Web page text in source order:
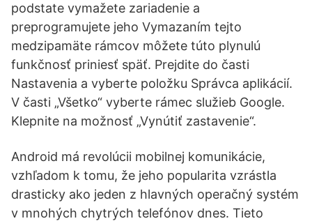
podstate vymažete zariadenie a
preprogramujete jeho Vymazaním tejto
medzipamäte rámcov môžete túto plynulú
funkčnosť priniesť späť. Prejdite do časti
Nastavenia a vyberte položku Správca aplikácií.
V časti „Všetko“ vyberte rámec služieb Google.
Klepnite na možnosť „Vynútiť zastavenie“.
Android má revolúcii mobilnej komunikácie,
vzhľadom k tomu, že jeho popularita vzrástla
drasticky ako jeden z hlavných operačný systém
v mnohých chytrých telefónov dnes. Tieto